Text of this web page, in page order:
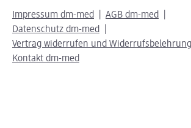
Impressum dm-med
AGB dm-med
Datenschutz dm-med
Vertrag widerrufen und
Kontakt dm-med